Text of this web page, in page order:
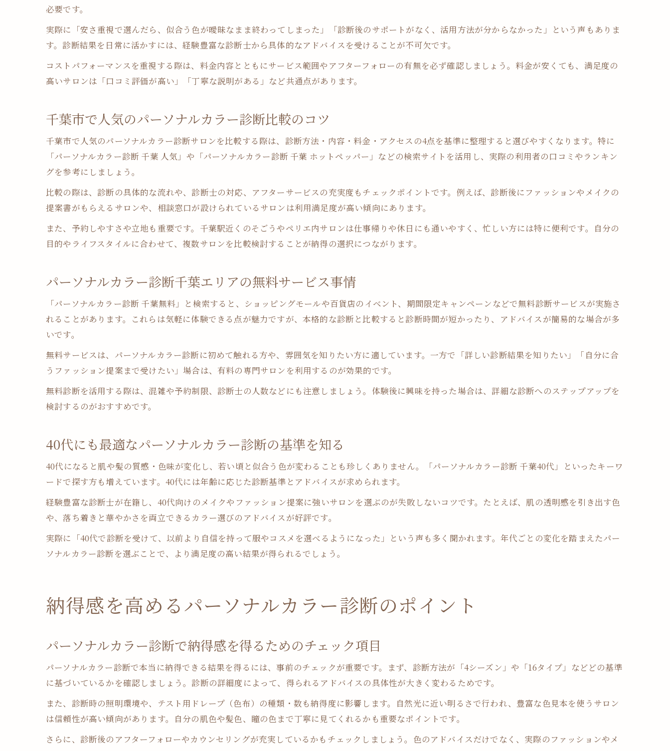
パーソナルカラー診断千葉でコスパ重視の選択方法
日常を彩る診断結果の上手な活かし方を解説
診断後のファッションやメイク選びのポイント
パーソナルカラー診断の結果を仕事服に活かすコツ
パーソナルカラー診断千葉で得た知識の応用術
パーソナルカラー診断で後悔しないための事前準備
千葉市で満足度の高いパーソナルカラー診断の選び方
口コミから学ぶパーソナルカラー診断千葉の選定基準
パーソナルカラー診断千葉で失敗しないコツを伝授
必要です。
実際に「安さ重視で選んだら、似合う色が曖昧なまま終わってしまった」「診断後のサポートがなく、活用方法が分からなかった」という声もありま
す。診断結果を日常に活かすには、経験豊富な診断士から具体的なアドバイスを受けることが不可欠です。
コストパフォーマンスを重視する際は、料金内容とともにサービス範囲やアフターフォローの有無を必ず確認しましょう。料金が安くても、満足度の
高いサロンは「口コミ評価が高い」「丁寧な説明がある」など共通点があります。
千葉市で人気のパーソナルカラー診断比較のコツ
千葉市で人気のパーソナルカラー診断サロンを比較する際は、診断方法・内容・料金・アクセスの4点を基準に整理すると選びやすくなります。特に
「パーソナルカラー診断 千葉 人気」や「パーソナルカラー診断 千葉 ホットペッパー」などの検索サイトを活用し、実際の利用者の口コミやランキン
グを参考にしましょう。
比較の際は、診断の具体的な流れや、診断士の対応、アフターサービスの充実度もチェックポイントです。例えば、診断後にファッションやメイクの
提案書がもらえるサロンや、相談窓口が設けられているサロンは利用満足度が高い傾向にあります。
また、予約しやすさや立地も重要です。千葉駅近くのそごうやペリエ内サロンは仕事帰りや休日にも通いやすく、忙しい方には特に便利です。自分の
目的やライフスタイルに合わせて、複数サロンを比較検討することが納得の選択につながります。
パーソナルカラー診断千葉エリアの無料サービス事情
「パーソナルカラー診断 千葉無料」と検索すると、ショッピングモールや百貨店のイベント、期間限定キャンペーンなどで無料診断サービスが実施さ
れることがあります。これらは気軽に体験できる点が魅力ですが、本格的な診断と比較すると診断時間が短かったり、アドバイスが簡易的な場合が多
いです。
無料サービスは、パーソナルカラー診断に初めて触れる方や、雰囲気を知りたい方に適しています。一方で「詳しい診断結果を知りたい」「自分に合
うファッション提案まで受けたい」場合は、有料の専門サロンを利用するのが効果的です。
無料診断を活用する際は、混雑や予約制限、診断士の人数などにも注意しましょう。体験後に興味を持った場合は、詳細な診断へのステップアップを
検討するのがおすすめです。
40代にも最適なパーソナルカラー診断の基準を知る
40代になると肌や髪の質感・色味が変化し、若い頃と似合う色が変わることも珍しくありません。「パーソナルカラー診断 千葉40代」といったキーワ
ードで探す方も増えています。40代には年齢に応じた診断基準とアドバイスが求められます。
経験豊富な診断士が在籍し、40代向けのメイクやファッション提案に強いサロンを選ぶのが失敗しないコツです。たとえば、肌の透明感を引き出す色
や、落ち着きと華やかさを両立できるカラー選びのアドバイスが好評です。
実際に「40代で診断を受けて、以前より自信を持って服やコスメを選べるようになった」という声も多く聞かれます。年代ごとの変化を踏まえたパー
ソナルカラー診断を選ぶことで、より満足度の高い結果が得られるでしょう。
納得感を高めるパーソナルカラー診断のポイント
パーソナルカラー診断で納得感を得るためのチェック項目
パーソナルカラー診断で本当に納得できる結果を得るには、事前のチェックが重要です。まず、診断方法が「4シーズン」や「16タイプ」などどの基準
に基づいているかを確認しましょう。診断の詳細度によって、得られるアドバイスの具体性が大きく変わるためです。
また、診断時の照明環境や、テスト用ドレープ（色布）の種類・数も納得度に影響します。自然光に近い明るさで行われ、豊富な色見本を使うサロン
は信頼性が高い傾向があります。自分の肌色や髪色、瞳の色まで丁寧に見てくれるかも重要なポイントです。
さらに、診断後のアフターフォローやカウンセリングが充実しているかもチェックしましょう。色のアドバイスだけでなく、実際のファッションやメ